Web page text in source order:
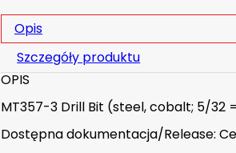
Opis
Szczegóły produktu
OPIS
MT357-3 Drill Bit (steel, cobalt; 5/32
Dostępna dokumentacja/Release: